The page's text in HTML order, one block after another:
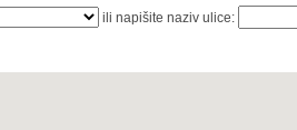
ili napišite naziv ulice: